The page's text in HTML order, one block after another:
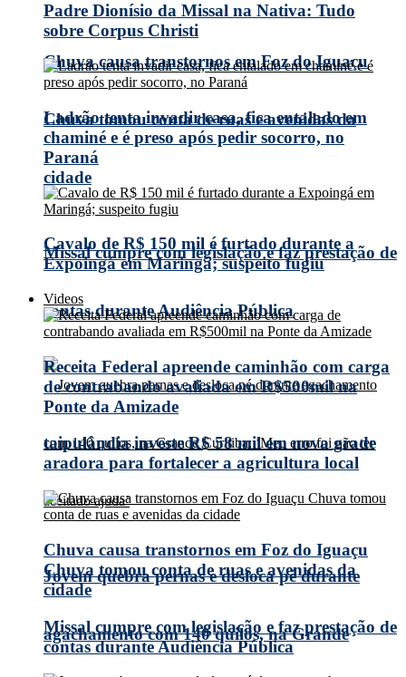
Chuva causa transtornos em Foz do Iguaçu
Chuva tomou conta de ruas e avenidas da
cidade
Missal cumpre com legislação e faz prestação de
contas durante Audiência Pública
Jovem quebra pernas e desloca pé durante
agachamento com 140 quilos, na Grande
Padre Dionísio da Missal na Nativa: Tudo
sobre Corpus Christi
Ladrão tenta invadir casa, fica entalado em
chaminé e é preso após pedir socorro, no
Paraná
Cavalo de R$ 150 mil é furtado durante a
Expoingá em Maringá; suspeito fugiu
Videos
Receita Federal apreende caminhão com carga
de contrabando avaliada em R$500mil na
Ponte da Amizade
taipulândia investe R$ 58 mil em nova grade
aradora para fortalecer a agricultura local
Chuva causa transtornos em Foz do Iguaçu
Chuva tomou conta de ruas e avenidas da
cidade
Missal cumpre com legislação e faz prestação de
contas durante Audiência Pública